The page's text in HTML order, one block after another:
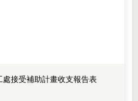
處接受補助計畫收支報告表-附件01.pdf
處接受補助計畫收支報告表
處接受補助計畫收支報告表-附件01.pdf